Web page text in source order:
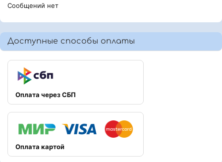
Сообщений нет
Доступные способы оплаты
Оплата через СБП
Оплата картой